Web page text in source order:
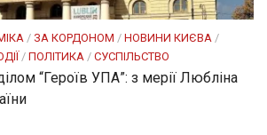
/ ЗА КОРДОНОМ / НОВИНИ КИЄВА /
/ ПОЛІТИКА / СУСПІЛЬСТВО
“Героїв УПА”: з мерії Любліна